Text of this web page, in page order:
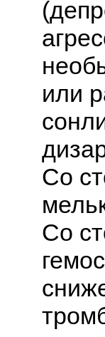
или
Со
Со